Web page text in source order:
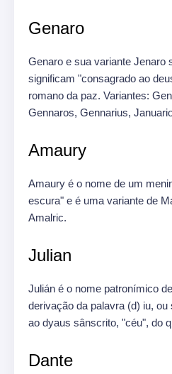
Genaro
Genaro e sua variante Jenaro
significam "consagrado ao
romano da paz. Variantes:
Gennaros, Gennarius,
Amaury
Amaury é o nome de um
escura" e é uma variante de
Amalric.
Julian
Julián é o nome patronímico
derivação da palavra (d) iu, ou
ao dyaus sânscrito, "céu", do
Dante